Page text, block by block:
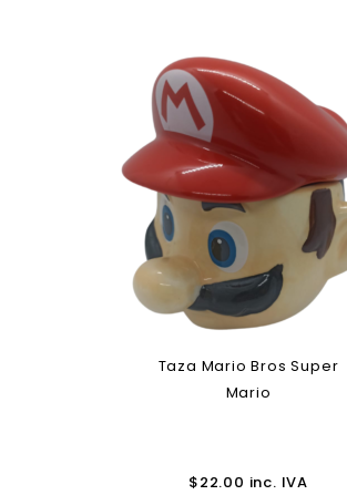
Taza Mario Bros Super
Mario
$22.00 inc. IVA